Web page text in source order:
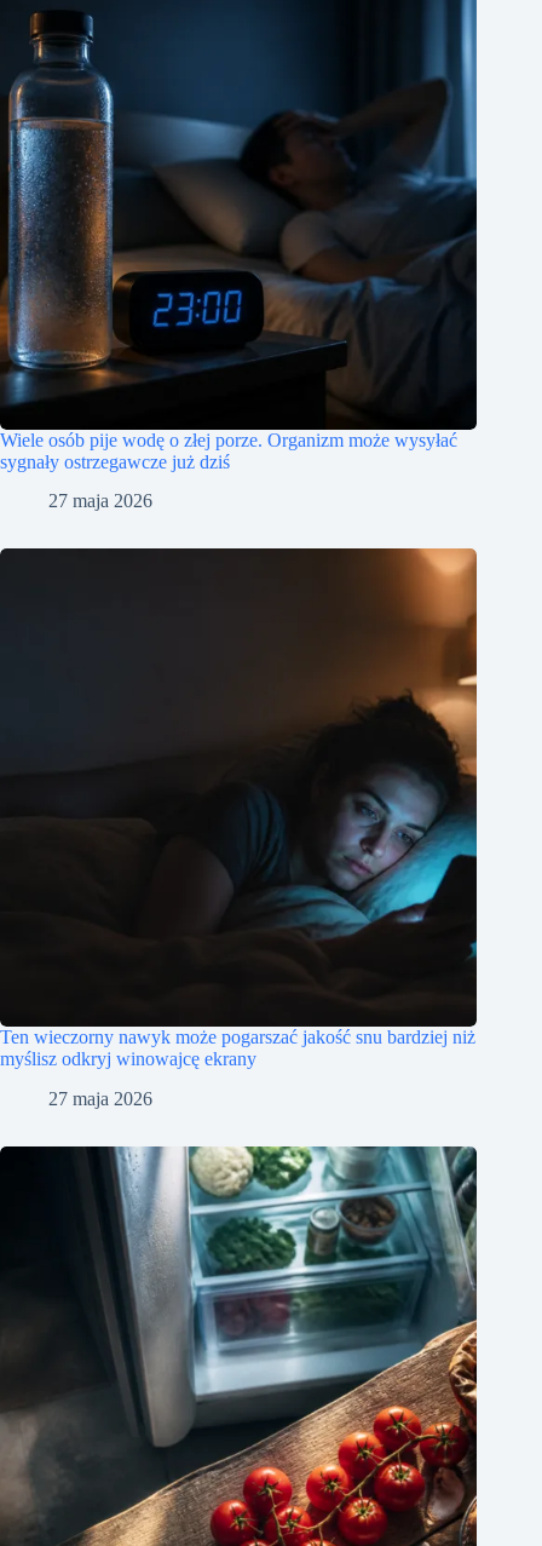
Wiele osób pije wodę o złej porze. Organizm może wysyłać
sygnały ostrzegawcze już dziś
27 maja 2026
Ten wieczorny nawyk może pogarszać jakość snu bardziej niż
myślisz odkryj winowajcę ekrany
27 maja 2026